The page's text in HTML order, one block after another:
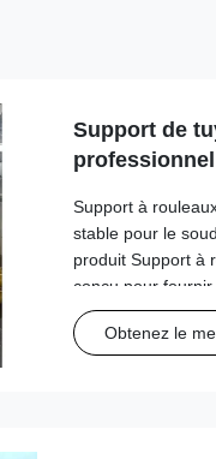
Support de
Support à
stable pour le
produit Support à
conçu pour
pendant les
applications
Obtenez le